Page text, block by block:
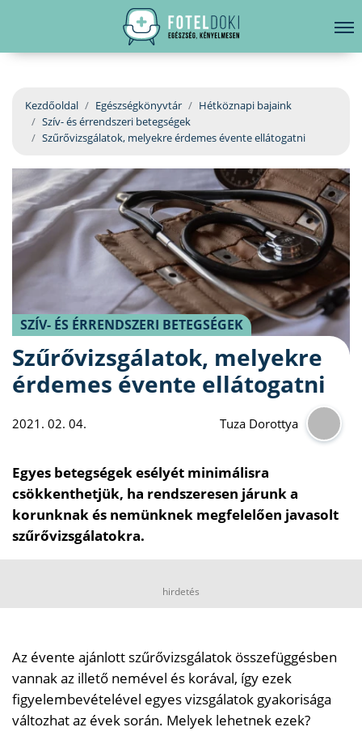
EGÉSZSÉGKÖNYVTÁR
BETEGSÉGKALAUZ
ÜGYELETKERESŐ
ORVOS VÁLASZOL
ORVOSKERESŐ
hirdetés
Kezdőoldal Egészségkönyvtár
Hétköznapi bajaink
Szív- és érrendszeri betegségek
Szűrővizsgálatok, melyekre érdemes évente ellátogatni
SZÍV- ÉS ÉRRENDSZERI BETEGSÉGEK
Szűrővizsgálatok, melyekre
érdemes évente ellátogatni
2021. 02. 04. Tuza Dorottya
Egyes betegségek esélyét minimálisra
csökkenthetjük, ha rendszeresen járunk a
korunknak és nemünknek megfelelően javasolt
szűrővizsgálatokra.
hirdetés
Az évente ajánlott szűrővizsgálatok összefüggésben
vannak az illető nemével és korával, így ezek
figyelembevételével egyes vizsgálatok gyakorisága
változhat az évek során. Melyek lehetnek ezek?